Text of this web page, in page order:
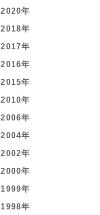
2020年
2018年
2017年
2016年
2015年
2010年
2006年
2004年
2002年
2000年
1999年
1998年